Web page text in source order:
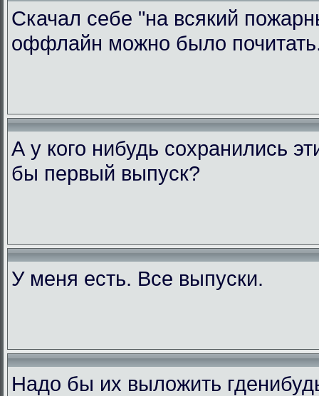
Скачал себе "на всякий
оффлайн можно было
А у кого нибудь сохранились
бы первый выпуск?
У меня есть. Все выпуски.
Надо бы их выложить